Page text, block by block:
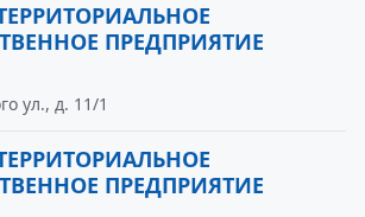
ПРЕДПРИЯТИЕ
ул., д. 11/1
ПРЕДПРИЯТИЕ